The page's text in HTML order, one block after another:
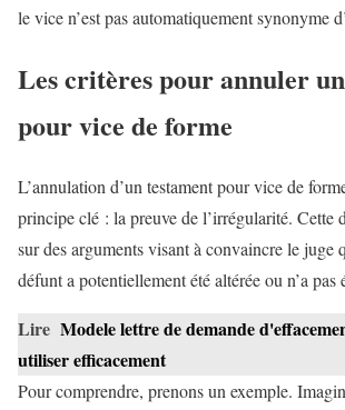
le vice n’est pas automatiquement synonyme
Les critères pour annuler
pour vice de forme
L’annulation d’un testament pour vice de
principe clé : la preuve de l’irrégularité. Cette
sur des arguments visant à convaincre le juge
défunt a potentiellement été altérée ou n’a pas
Lire Modele lettre de demande
utiliser efficacement
Pour comprendre, prenons un exemple.